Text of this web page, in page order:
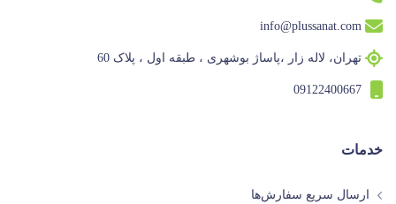
info@plussanat.com
تهران، لاله زار ،پاساژ بوشهری ، طبقه اول ، پلاک 60
09122400667
خدمات
ارسال سریع سفارش‌ها